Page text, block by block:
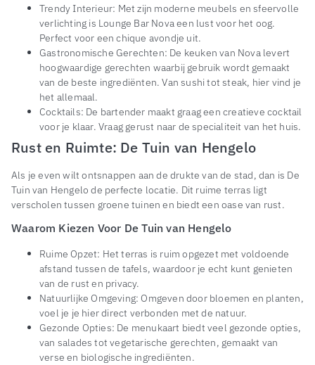
Trendy Interieur: Met zijn moderne meubels en sfeervolle
verlichting is Lounge Bar Nova een lust voor het oog.
Perfect voor een chique avondje uit.
Gastronomische Gerechten: De keuken van Nova levert
hoogwaardige gerechten waarbij gebruik wordt gemaakt
van de beste ingrediënten. Van sushi tot steak, hier vind je
het allemaal.
Cocktails: De bartender maakt graag een creatieve cocktail
voor je klaar. Vraag gerust naar de specialiteit van het huis.
Rust en Ruimte: De Tuin van Hengelo
Als je even wilt ontsnappen aan de drukte van de stad, dan is De
Tuin van Hengelo de perfecte locatie. Dit ruime terras ligt
verscholen tussen groene tuinen en biedt een oase van rust.
Waarom Kiezen Voor De Tuin van Hengelo
Ruime Opzet: Het terras is ruim opgezet met voldoende
afstand tussen de tafels, waardoor je echt kunt genieten
van de rust en privacy.
Natuurlijke Omgeving: Omgeven door bloemen en planten,
voel je je hier direct verbonden met de natuur.
Gezonde Opties: De menukaart biedt veel gezonde opties,
van salades tot vegetarische gerechten, gemaakt van
verse en biologische ingrediënten.